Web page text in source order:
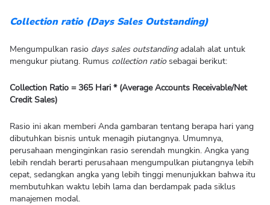
Collection ratio (Days Sales Outstanding)
Mengumpulkan rasio days sales outstandingadalah alat untuk
mengukur piutang. Rumus collection ratiosebagai berikut:
Collection Ratio = 365 Hari * (Average Accounts Receivable/Net
Credit Sales)
Rasio ini akan memberi Anda gambaran tentang berapa hari yang
dibutuhkan bisnis untuk menagih piutangnya. Umumnya,
perusahaan menginginkan rasio serendah mungkin. Angka yang
lebih rendah berarti perusahaan mengumpulkan piutangnya lebih
cepat, sedangkan angka yang lebih tinggi menunjukkan bahwa itu
membutuhkan waktu lebih lama dan berdampak pada siklus
manajemen modal.